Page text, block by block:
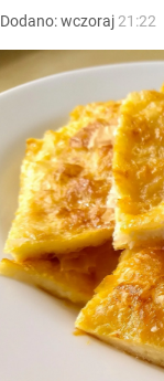
Dodano:wczoraj 21:22